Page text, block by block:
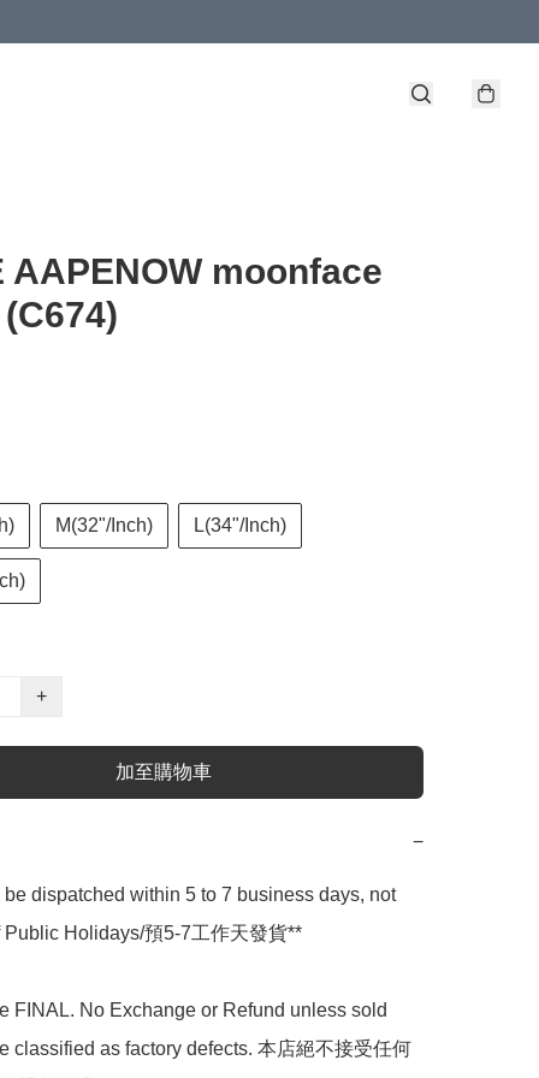
AAPENOW moonface
M(32"/Inch) L(34"/Inch)
+
加至購物車
−
dispatched within 5 to 7 business days, not
Public Holidays/預5-7工作天發貨**
FINAL. No Exchange or Refund unless sold
classified as factory defects. 本店絕不接受任何